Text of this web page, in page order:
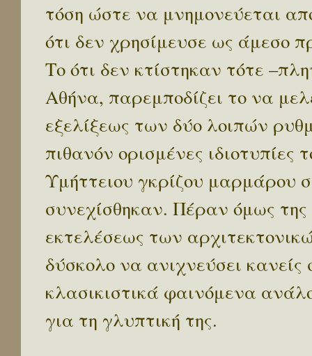
τόση ώστε να μνημονεύεται
ότι δεν χρησίμευσε ως άμεσο
Το ότι δεν κτίστηκαν τότε
Αθήνα, παρεμποδίζει το να
εξελίξεως των δύο λοιπών
πιθανόν ορισμένες
Υμήττειου γκρίζου μαρμάρου
συνεχίσθηκαν. Πέραν όμως
εκτελέσεως των
δύσκολο να ανιχνεύσει
κλασικιστικά φαινόμενα
για τη γλυπτική της.